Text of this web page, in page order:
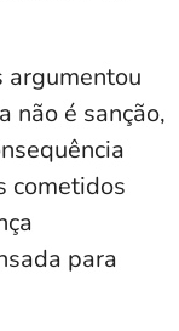
argumentou
não é sanção,
cometidos
para